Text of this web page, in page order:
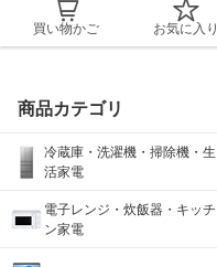
買い物かご お気に入り
商品カテゴリ
冷蔵庫・洗濯機・掃除機・生
活家電
電子レンジ・炊飯器・キッチ
ン家電